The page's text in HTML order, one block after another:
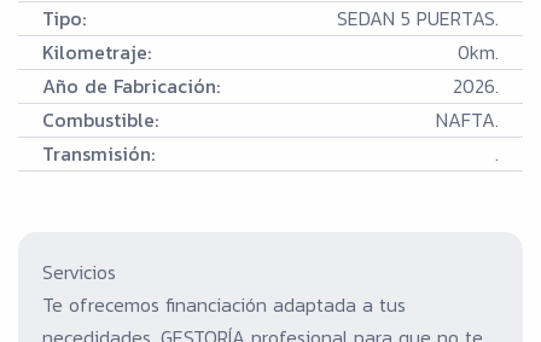
Tipo:
SEDAN 5 PUERTAS.
Kilometraje:
0km.
Año de Fabricación:
2026.
Combustible:
NAFTA.
Transmisión:
.
Servicios
Te ofrecemos financiación adaptada a tus